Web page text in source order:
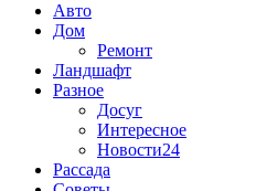
Авто
Дом
Ремонт
Ландшафт
Разное
Досуг
Интересное
Новости24
Рассада